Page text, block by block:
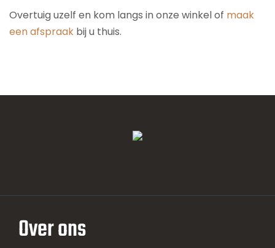
Overtuig uzelf en kom langs in onze winkel of maak
een afspraak bij u thuis.
Over ons